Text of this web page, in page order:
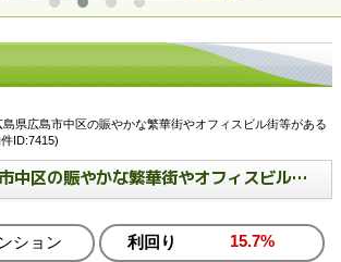
島県広島市中区の賑やかな繁華街やオフィスビル街等がある
ID:7415)
広島県広島市中区の賑やかな繁華街やオフィスビル街等がある商業地域のマンション
ション 利回り 15.7%